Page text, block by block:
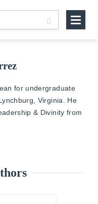
Search
for undergraduate
Virginia. He
& Divinity from